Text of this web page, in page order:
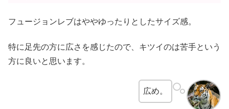
フュージョンレブはややゆったりとしたサイズ感。
特に足先の方に広さを感じたので、キツイのは苦手という
方に良いと思います。
広め。